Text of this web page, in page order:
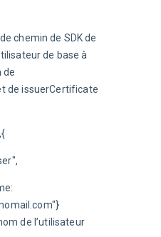
chemin de SDK de
de base à
de
de issuerCertificate
de l’utilisateur